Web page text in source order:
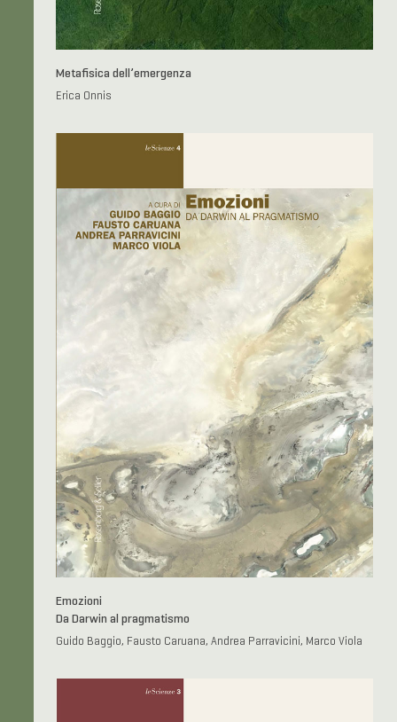
Metafisica dell’emergenza
Erica Onnis
Emozioni
Da Darwin al pragmatismo
Guido Baggio, Fausto Caruana, Andrea Parravicini, Marco Viola